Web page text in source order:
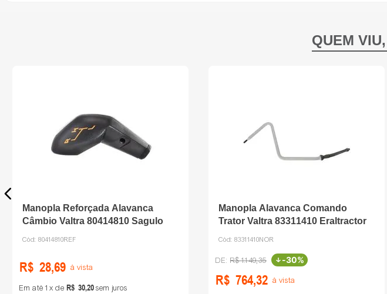
Manopla Reforçada Alavanca
Câmbio Valtra 80414810 Sagulo
Cód: 80414810REF
R$ 28,69 à vista
Em até1 de R$ 30,20sem juros
Manopla Alavanca Comando
Trator Valtra 83311410 Eraltractor
Cód: 83311410NOR
R$1.149,35 -30%
R$ 764,32 à vista